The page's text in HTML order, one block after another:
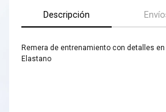
Descripción
Remera de entrenamiento con detalles
Elastano